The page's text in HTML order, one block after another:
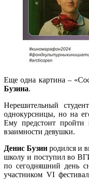
Еще одна картина –
Бузина.
Нерешительный
однокурсницы, но на
Ему предстоит пройти
взаимности девушки.
Денис Бузин родился и
школу и поступил во
по сегодняшний день
участником VI